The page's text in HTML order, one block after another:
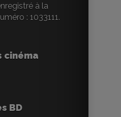
à la
: 1033111.
cinéma
BD